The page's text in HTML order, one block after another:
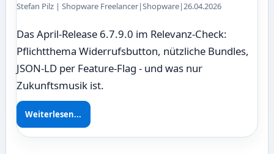
Stefan Pilz | Shopware Freelancer|Shopware|26.04.2026
Das April-Release 6.7.9.0 im Relevanz-Check:
Pflichtthema Widerrufsbutton, nützliche Bundles,
JSON-LD per Feature-Flag - und was nur
Zukunftsmusik ist.
Weiterlesen...